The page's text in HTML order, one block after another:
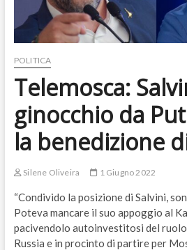
POLITICA
Telemosca:
ginocchio da
la benedizione
Silene Oliveira 1 Giugno 2022
“Condivido la posizione di Salvini,
Poteva mancare il suo appoggio al
pacivendolo autoinvestitosi del
Russia e in procinto di partire per